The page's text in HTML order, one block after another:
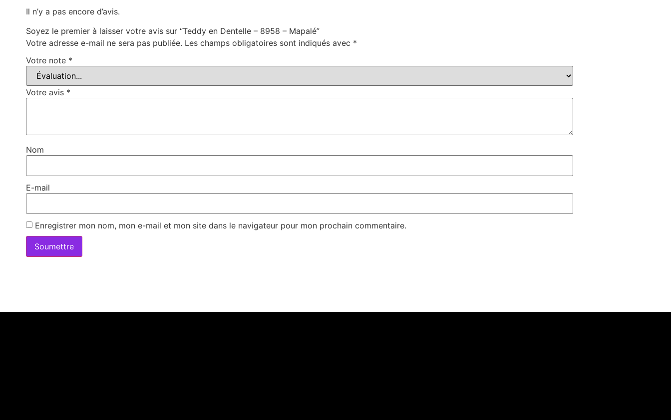
Il n’y a pas encore d’avis.
Soyez le premier à laisser votre avis sur “Teddy en Dentelle – 8958 – Mapalé”
Votre adresse e-mail ne sera pas publiée. Les champs obligatoires sont indiqués avec *
Votre note *
Votre avis *
Nom
E-mail
Enregistrer mon nom, mon e-mail et mon site dans le navigateur pour mon prochain commentaire.